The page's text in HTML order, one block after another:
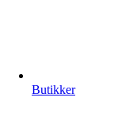
Butikker